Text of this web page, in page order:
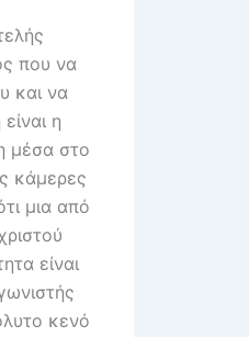
που να
και να
η
μέσα στο
κάμερες
μια από
είναι
κενό